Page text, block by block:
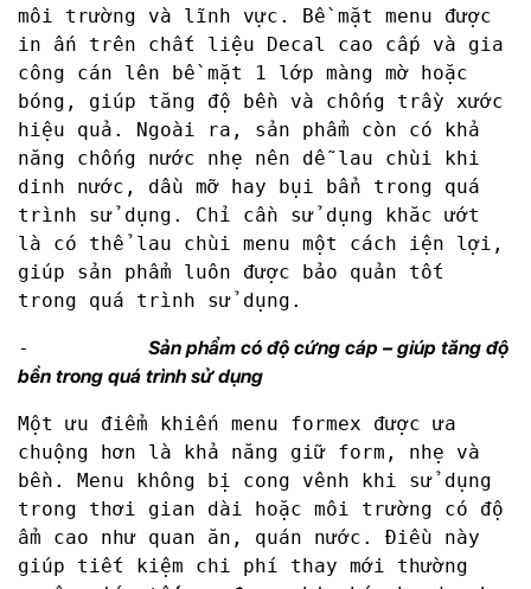
môi trường và lĩnh vực. Bề mặt menu được
in ấn trên chất liệu Decal cao cấp và gia
công cán lên bề mặt 1 lớp màng mờ hoặc
bóng, giúp tăng độ bền và chống trầy xước
hiệu quả. Ngoài ra, sản phẩm còn có khả
năng chống nước nhẹ nên dễ lau chùi khi
dinh nước, dầu mỡ hay bụi bẩn trong quá
trình sử dụng. Chỉ cần sử dụng khăc ướt
là có thể lau chùi menu một cách iện lợi,
giúp sản phẩm luôn được bảo quản tốt
trong quá trình sử dụng.
- Sản phẩm có độ cứng cáp – giúp tăng độ
bền trong quá trình sử dụng
Một ưu điểm khiến menu formex được ưa
chuộng hơn là khả năng giữ form, nhẹ và
bền. Menu không bị cong vênh khi sử dụng
trong thơi gian dài hoặc môi trường có độ
ẩm cao như quan ăn, quán nước. Điều này
giúp tiết kiệm chi phí thay mới thường